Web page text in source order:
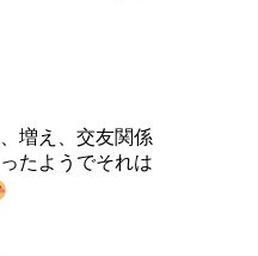
増え、交友関係
たようでそれは